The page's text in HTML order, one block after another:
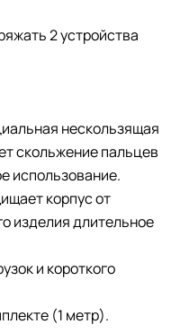
2 устройства
нескользящая
скольжение пальцев
использование.
корпус от
изделия длительное
и короткого
(1 метр).